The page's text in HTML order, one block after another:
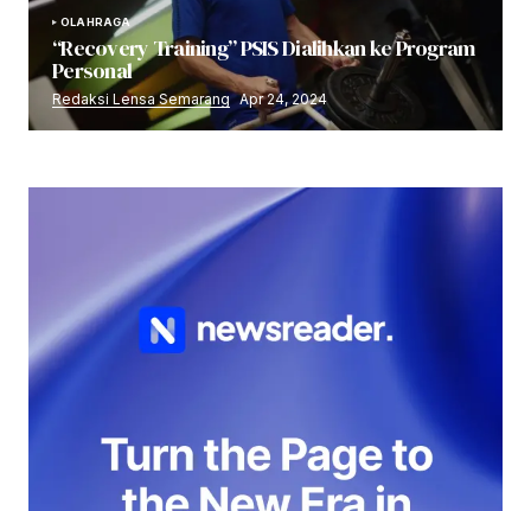
OLAHRAGA
“Recovery Training” PSIS Dialihkan ke Program
Personal
Redaksi Lensa Semarang Apr 24, 2024